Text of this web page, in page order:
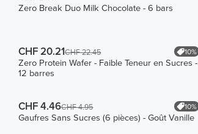
Zero Break Duo Milk Chocolate - 6 bars
CHF 20.21CHF 22.45 10%
Zero Protein Wafer - Faible Teneur en Sucres -
12 barres
CHF 4.46CHF 4.95 10%
Gaufres Sans Sucres (6 pièces) - Goût Vanille